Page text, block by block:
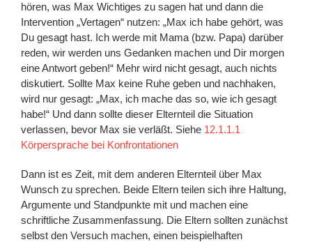
hören, was Max Wichtiges zu sagen hat und dann die
Intervention „Vertagen“ nutzen: „Max ich habe gehört, was
Du gesagt hast. Ich werde mit Mama (bzw. Papa) darüber
reden, wir werden uns Gedanken machen und Dir morgen
eine Antwort geben!“ Mehr wird nicht gesagt, auch nichts
diskutiert. Sollte Max keine Ruhe geben und nachhaken,
wird nur gesagt: „Max, ich mache das so, wie ich gesagt
habe!“ Und dann sollte dieser Elternteil die Situation
verlassen, bevor Max sie verläßt. Siehe 12.1.1.1
Körpersprache bei Konfrontationen
Dann ist es Zeit, mit dem anderen Elternteil über Max
Wunsch zu sprechen. Beide Eltern teilen sich ihre Haltung,
Argumente und Standpunkte mit und machen eine
schriftliche Zusammenfassung. Die Eltern sollten zunächst
selbst den Versuch machen, einen beispielhaften